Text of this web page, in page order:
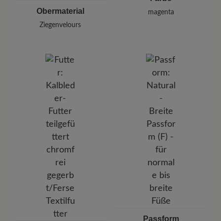
Obermaterial
Ziegenvelours
magenta
Passform